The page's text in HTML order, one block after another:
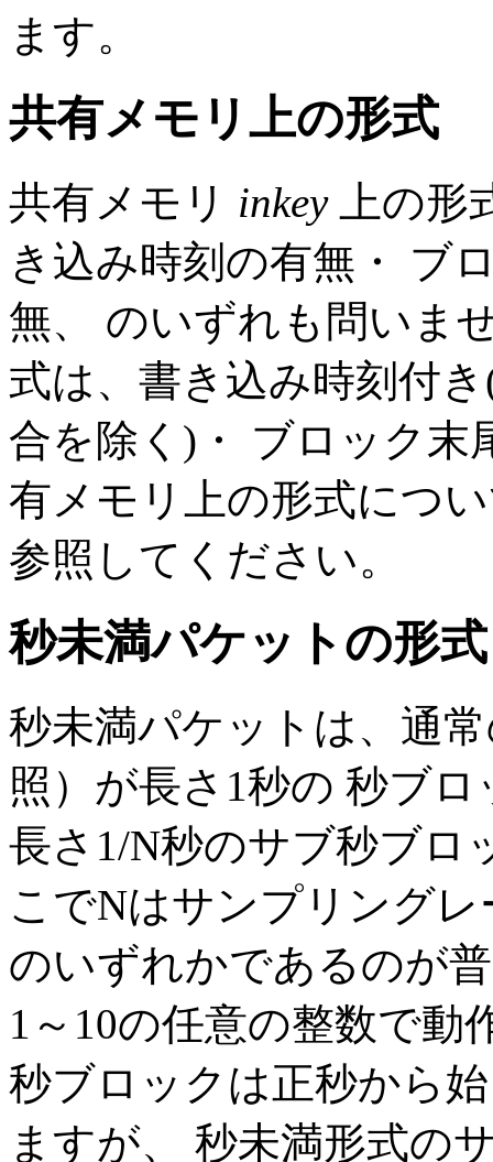
ます。
共有メモリ上の形式
共有メモリ inkey上の形
き込み時刻の有無・ ブ
無、 のいずれも問いま
式は、書き込み時刻付
合を除く)・ ブロック末
有メモリ上の形式につ
参照してください。
秒未満パケットの形式
秒未満パケットは、通
照）が長さ1秒の 秒ブ
長さ1/N秒のサブ秒ブロ
こでNはサンプリングレ
のいずれかであるのが
1～10の任意の整数で動
秒ブロックは正秒から
ますが、 秒未満形式の